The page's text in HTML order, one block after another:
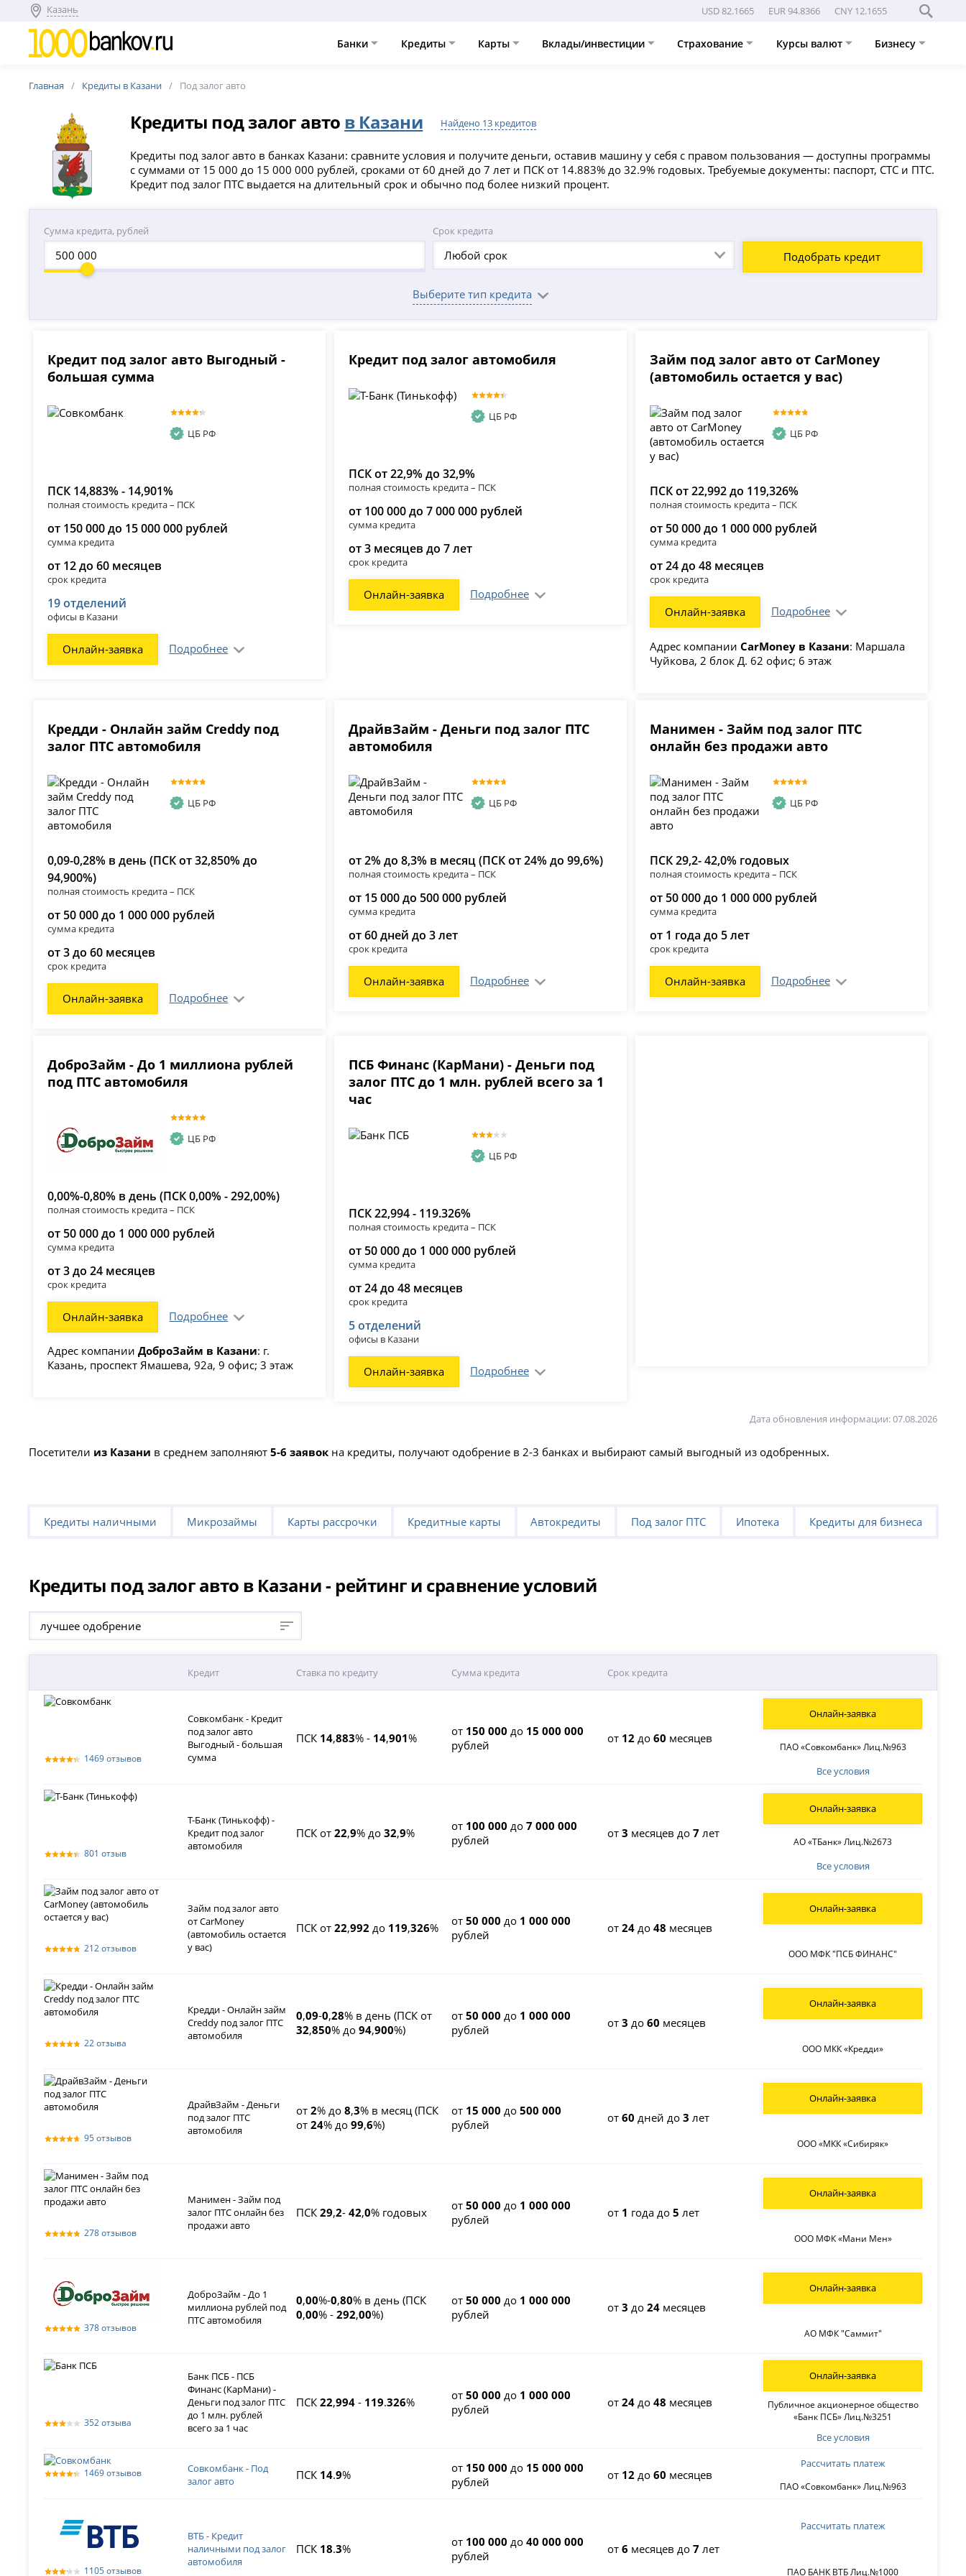
Казань USD 82.1665 EUR 94.8366 CNY 12.1655
Банки Кредиты Карты Вклады/инвестиции Страхование Курсы валют Бизнесу
Главная Кредиты в Казани Под залог авто
Кредиты под залог авто в Казани Найдено 13 кредитов
Кредиты под залог авто в банках Казани: сравните условия и получите деньги, оставив машину у себя с правом пользования — доступны программы
с суммами от 15 000 до 15 000 000 рублей, сроками от 60 дней до 7 лет и ПСК от 14.883% до 32.9% годовых. Требуемые документы: паспорт, СТС и ПТС.
Кредит под залог ПТС выдается на длительный срок и обычно под более низкий процент.
Сумма кредита, рублей Срок кредита
Любой срок Подобрать кредит
Выберите тип кредита
Кредит под залог авто Выгодный -
большая сумма
ЦБ РФ
ПСК 14,883% - 14,901%
полная стоимость кредита – ПСК
от 150 000 до 15 000 000 рублей
сумма кредита
от 12 до 60 месяцев
срок кредита
19 отделений
офисы в Казани
Онлайн-заявка Подробнее
Кредит под залог автомобиля
ЦБ РФ
ПСК от 22,9% до 32,9%
полная стоимость кредита – ПСК
от 100 000 до 7 000 000 рублей
сумма кредита
от 3 месяцев до 7 лет
срок кредита
Онлайн-заявка Подробнее
Займ под залог авто от CarMoney
(автомобиль остается у вас)
ЦБ РФ
ПСК от 22,992 до 119,326%
полная стоимость кредита – ПСК
от 50 000 до 1 000 000 рублей
сумма кредита
от 24 до 48 месяцев
срок кредита
Онлайн-заявка Подробнее
Адрес компании CarMoney в Казани: Маршала
Чуйкова, 2 блок Д. 62 офис; 6 этаж
Кредди - Онлайн займ Creddy под
залог ПТС автомобиля
ЦБ РФ
0,09-0,28% в день (ПСК от 32,850% до
94,900%)
полная стоимость кредита – ПСК
от 50 000 до 1 000 000 рублей
сумма кредита
от 3 до 60 месяцев
срок кредита
Онлайн-заявка Подробнее
ДрайвЗайм - Деньги под залог ПТС
автомобиля
ЦБ РФ
от 2% до 8,3% в месяц (ПСК от 24% до 99,6%)
полная стоимость кредита – ПСК
от 15 000 до 500 000 рублей
сумма кредита
от 60 дней до 3 лет
срок кредита
Онлайн-заявка Подробнее
Манимен - Займ под залог ПТС
онлайн без продажи авто
ЦБ РФ
ПСК 29,2- 42,0% годовых
полная стоимость кредита – ПСК
от 50 000 до 1 000 000 рублей
сумма кредита
от 1 года до 5 лет
срок кредита
Онлайн-заявка Подробнее
ДоброЗайм - До 1 миллиона рублей
под ПТС автомобиля
ЦБ РФ
0,00%-0,80% в день (ПСК 0,00% - 292,00%)
полная стоимость кредита – ПСК
от 50 000 до 1 000 000 рублей
сумма кредита
от 3 до 24 месяцев
срок кредита
Онлайн-заявка Подробнее
Адрес компанииДоброЗайм в Казани: г.
Казань, проспект Ямашева, 92а, 9 офис; 3 этаж
ПСБ Финанс (КарМани) - Деньги под
залог ПТС до 1 млн. рублей всего за 1
час
ЦБ РФ
ПСК 22,994 - 119.326%
полная стоимость кредита – ПСК
от 50 000 до 1 000 000 рублей
сумма кредита
от 24 до 48 месяцев
срок кредита
5 отделений
офисы в Казани
Онлайн-заявка Подробнее
Дата обновления информации: 07.08.2026
Посетители из Казани в среднем заполняют5-6 заявок на кредиты, получают одобрение в 2-3 банках и выбирают самый выгодный из одобренных.
Кредиты наличными Микрозаймы Карты рассрочки Кредитные карты Автокредиты Под залог ПТС Ипотека Кредиты для бизнеса
Кредиты под залог авто в Казани - рейтинг и сравнение условий
лучшее одобрение
Кредит Ставка по кредиту Сумма кредита Срок кредита
1469 отзывов
Совкомбанк - Кредит
под залог авто
Выгодный - большая
сумма
ПСК 14,883% - 14,901% от 150 000 до 15 000 000
рублей
от 12 до60 месяцев
Все условия
ПАО «Совкомбанк» Лиц.№963
Онлайн-заявка
801 отзыв
Т-Банк (Тинькофф) -
Кредит под залог
автомобиля
ПСК от 22,9% до 32,9% от 100 000 до7 000 000
рублей
от3 месяцев до7 лет
Все условия
АО «ТБанк» Лиц.№2673
Онлайн-заявка
212 отзывов
Займ под залог авто
от CarMoney
(автомобиль остается
у вас)
ПСК от 22,992 до 119,326% от50 000 до 1 000 000
рублей
от24 до48 месяцев
ООО МФК "ПСБ ФИНАНС"
Онлайн-заявка
22 отзыва
Кредди - Онлайн займ
Creddy под залог ПТС
автомобиля
0,09-0,28% в день (ПСК от
32,850% до 94,900%)
от50 000 до 1 000 000
рублей
от3 до60 месяцев
ООО МКК «Кредди»
Онлайн-заявка
95 отзывов
ДрайвЗайм - Деньги
под залог ПТС
автомобиля
от 2% до 8,3% в месяц (ПСК
от 24% до 99,6%)
от 15 000 до500 000
рублей
от60 дней до3 лет
ООО «МКК «Сибиряк»
Онлайн-заявка
278 отзывов
Манимен - Займ под
залог ПТС онлайн без
продажи авто
ПСК 29,2- 42,0% годовых от50 000 до 1 000 000
рублей
от 1 года до5 лет
ООО МФК «Мани Мен»
Онлайн-заявка
378 отзывов
ДоброЗайм - До 1
миллиона рублей под
ПТС автомобиля
0,00%-0,80% в день (ПСК
0,00% - 292,00%)
от50 000 до 1 000 000
рублей
от3 до24 месяцев
АО МФК "Саммит"
Онлайн-заявка
352 отзыва
Банк ПСБ - ПСБ
Финанс (КарМани) -
Деньги под залог ПТС
до 1 млн. рублей
всего за 1 час
ПСК 22,994- 119.326% от50 000 до 1 000 000
рублей
от24 до48 месяцев
Все условия
Публичное акционерное общество
«Банк ПСБ» Лиц.№3251
Онлайн-заявка
1469 отзывов
Совкомбанк - Под
залог авто
ПСК 14.9% от 150 000 до 15 000 000
рублей
от 12 до60 месяцев
ПАО «Совкомбанк» Лиц.№963
Рассчитать платеж
1105 отзывов
ВТБ - Кредит
наличными под залог
автомобиля
ПСК 18.3% от 100 000 до40 000 000
рублей
от6 месяцев до7 лет
ПАО БАНК ВТБ Лиц.№1000
Рассчитать платеж